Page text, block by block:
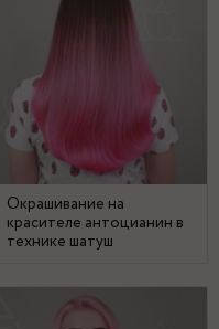
Окрашивание на
красителе антоцианин в
технике шатуш